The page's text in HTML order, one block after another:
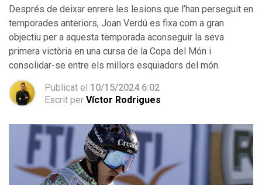
Després de deixar enrere les lesions que l’han perseguit en
temporades anteriors, Joan Verdú es fixa com a gran
objectiu per a aquesta temporada aconseguir la seva
primera victòria en una cursa de la Copa del Món i
consolidar-se entre els millors esquiadors del món.
Publicat el 10/15/2024 6:02
Escrit per Víctor Rodrigues